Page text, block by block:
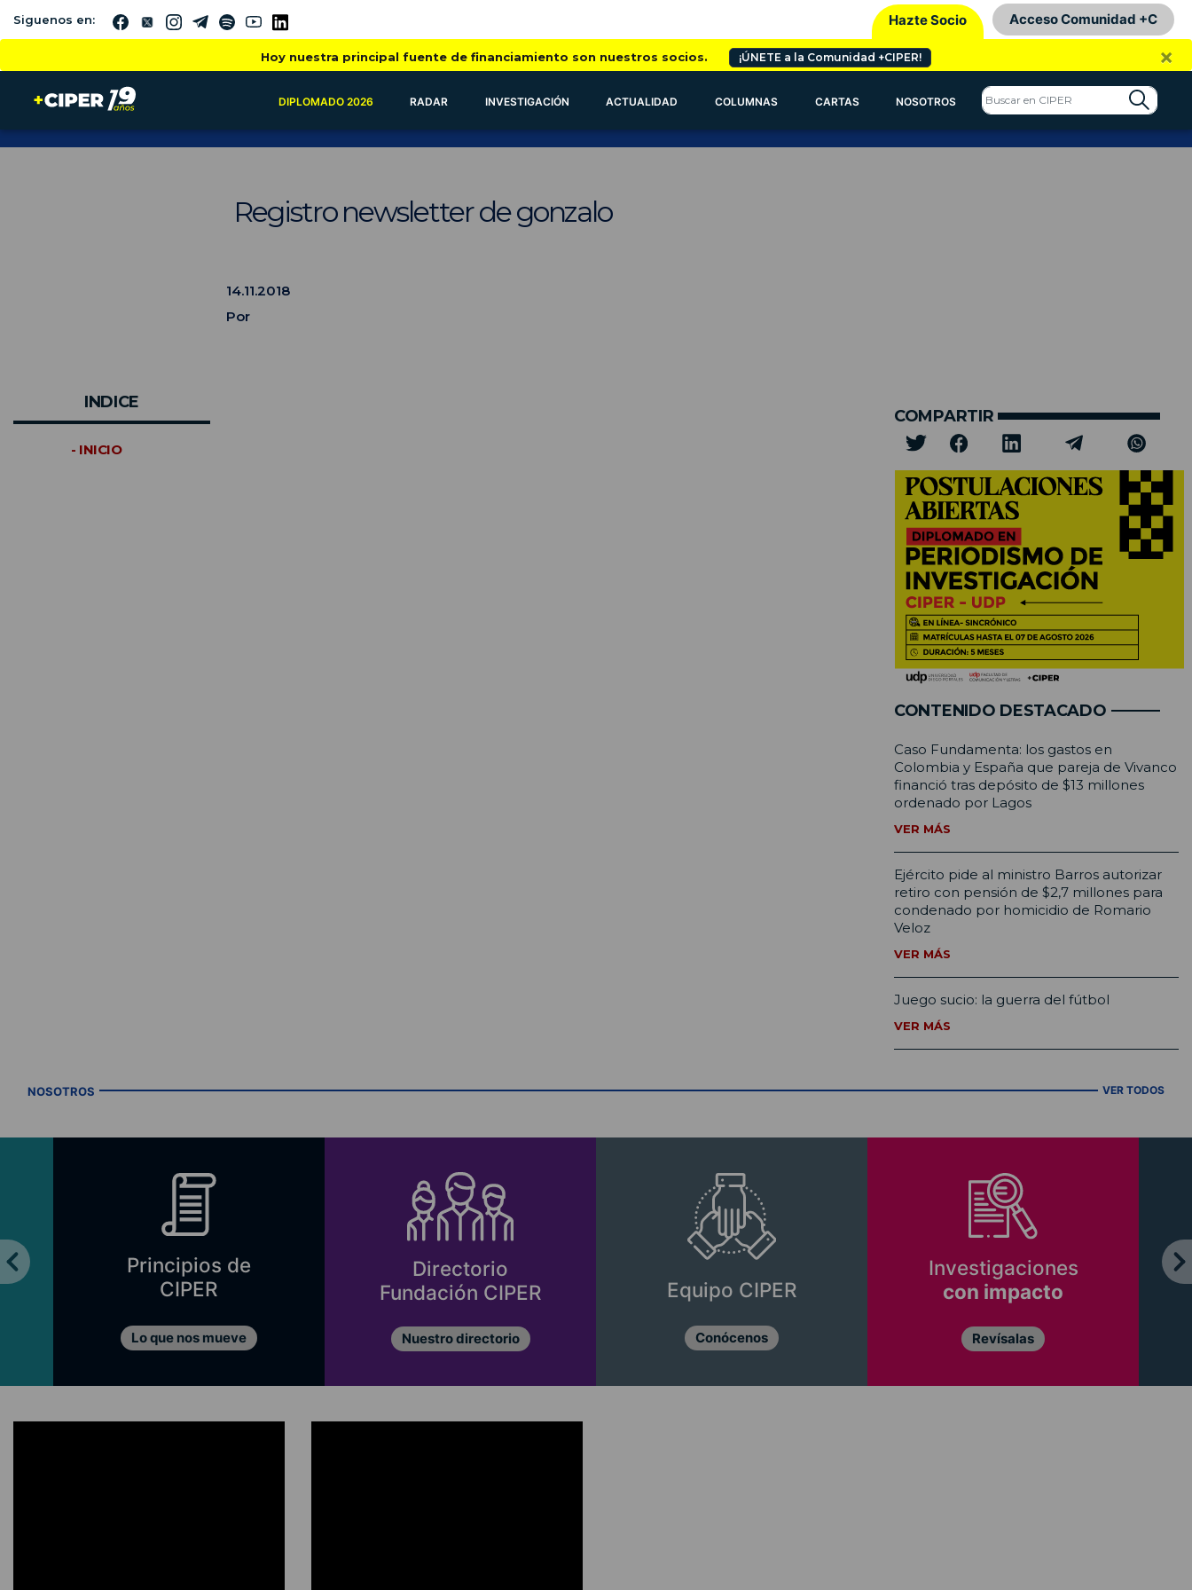
Siguenos en: Hazte Socio Acceso Comunidad +C
Hoy nuestra principal fuente de financiamiento son nuestros socios. ¡ÚNETE a la Comunidad +CIPER! ×
DIPLOMADO 2026 RADAR INVESTIGACIÓN ACTUALIDAD COLUMNAS CARTAS NOSOTROS
Registro newsletter de gonzalo
14.11.2018
Por
INDICE
- INICIO
COMPARTIR
CONTENIDO DESTACADO
Caso Fundamenta: los gastos en
Colombia y España que pareja de Vivanco
financió tras depósito de $13 millones
ordenado por Lagos
VER MÁS
Ejército pide al ministro Barros autorizar
retiro con pensión de $2,7 millones para
condenado por homicidio de Romario
Veloz
VER MÁS
Juego sucio: la guerra del fútbol
VER MÁS
NOSOTROS VER TODOS
Principios de
CIPER
Lo que nos mueve
Directorio
Fundación CIPER
Nuestro directorio
Equipo CIPER
Conócenos
Investigaciones
con impacto
Revísalas